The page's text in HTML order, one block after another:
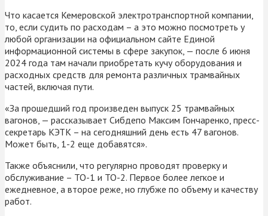
Что касается Кемеровской электротранспортной компании,
то, если судить по расходам – а это можно посмотреть у
любой организации на официальном сайте Единой
информационной системы в сфере закупок, — после 6 июня
2024 года там начали приобретать кучу оборудования и
расходных средств для ремонта различных трамвайных
частей, включая пути.
«За прошедший год произведен выпуск 25 трамвайных
вагонов, — рассказывает Сибдепо Максим Гончаренко, пресс-
секретарь КЭТК – на сегодняшний день есть 47 вагонов.
Может быть, 1-2 еще добавятся».
Также объяснили, что регулярно проводят проверку и
обслуживание – ТО-1 и ТО-2. Первое более легкое и
ежедневное, а второе реже, но глубже по объему и качеству
работ.